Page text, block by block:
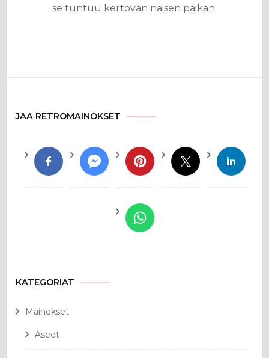
se tuntuu kertovan naisen paikan.
JAA RETROMAINOKSET
KATEGORIAT
Mainokset
Aseet